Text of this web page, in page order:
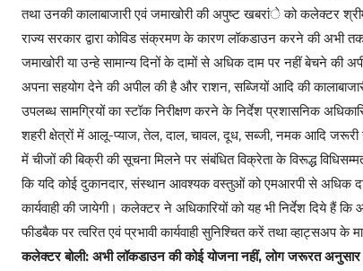
तथा उनकी कालाबाजारी एवं जमाखोरी की अपुष्ट खबरांे को कलेक्टर
राज्य सरकार द्वारा कोविड संक्रमण के कारण लॉकडाउन करने की अभी
जमाखोरी या उन्हे सामान्य दिनों के दामों से अधिक दाम पर नहीं बेचने की
अपना सहयोग देने की अपील की है और राशन, सब्जियों आदि की
उपलब्ध सामग्रियों का स्टॉक निरीक्षण करने के निर्देश प्रशासनिक
शहरी क्षेत्रों में आलू-प्याज, तेल, दाल, चावल, दूध, सब्जी, नमक आदि जरूरी
में चीजों की बिक्री की सूचना मिलने पर संबंधित विक्रेता के विरूद्ध
कि यदि कोई दुकानदार, संस्थान आवश्यक वस्तुओं को एमआरपी से अधिक
कार्यवाही की जायेगी। कलेक्टर ने अधिकारियों को यह भी निर्देश दिये हैं
फीडबैक पर त्वरित एवं प्रभावी कार्यवाही सुनिश्चित करें तथा व्हाट्सअप के
कलेक्टर बोली: अभी लॉकडाउन की कोई योजना नहीं, लोग जरूरत अनुसार